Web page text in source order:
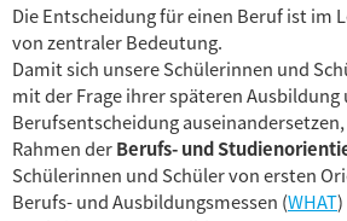
Die Entscheidung für einen Beruf ist im
von zentraler Bedeutung.
Damit sich unsere Schülerinnen und
mit der Frage ihrer späteren Ausbildung
Berufsentscheidung
Rahmen derBerufs- und
Schülerinnen und Schüler von ersten
Berufs- und Ausbildungsmessen (WHAT